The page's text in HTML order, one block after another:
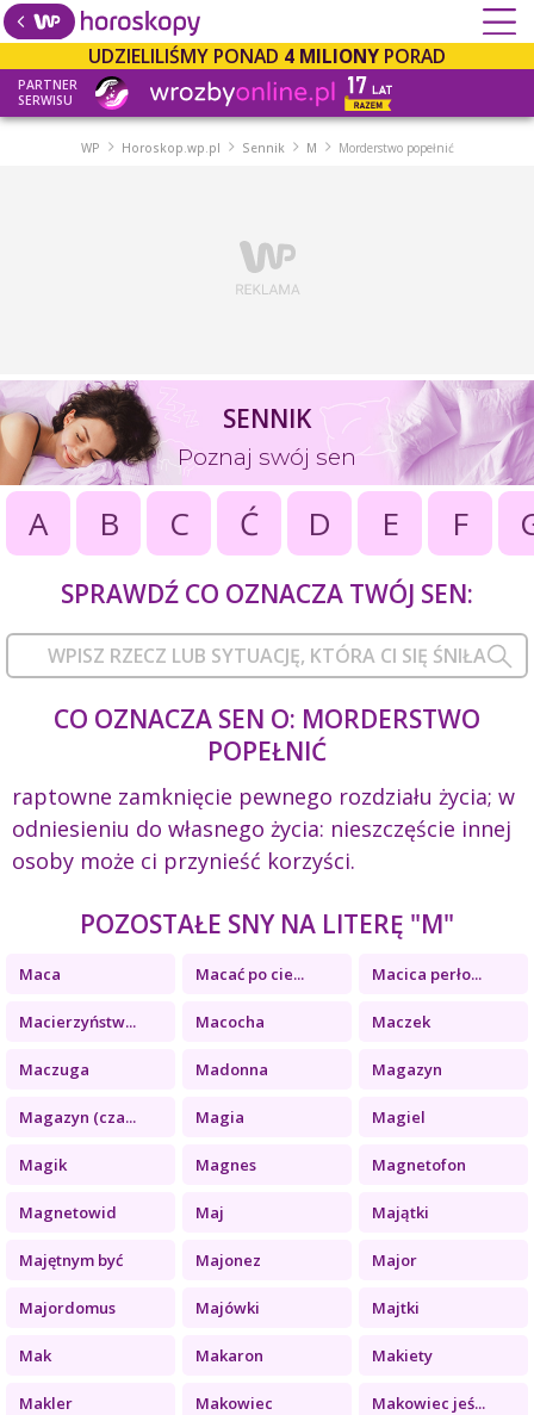
UDZIELILIŚMY PONAD 4 MILIONY PORAD
PARTNER
SERWISU
WP Horoskop.wp.pl Sennik M Morderstwo popełnić
SENNIK
Poznaj swój sen
A B C Ć D E F
SPRAWDŹ CO OZNACZA TWÓJ SEN:
CO OZNACZA SEN O: MORDERSTWO
POPEŁNIĆ
raptowne zamknięcie pewnego rozdziału życia; w
odniesieniu do własnego życia: nieszczęście innej
osoby może ci przynieść korzyści.
POZOSTAŁE SNY NA LITERĘ "M"
Maca Macać po cie... Macica perło...
Macierzyństw... Macocha Maczek
Maczuga Madonna Magazyn
Magazyn (cza... Magia Magiel
Magik Magnes Magnetofon
Magnetowid Maj Majątki
Majętnym być Majonez Major
Majordomus Majówki Majtki
Mak Makaron Makiety
Makler Makowiec Makowiec jeś...